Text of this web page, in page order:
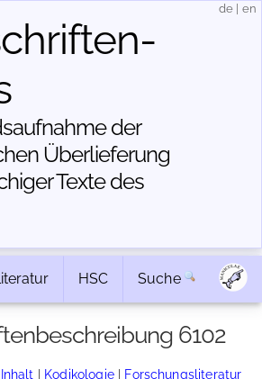
der
Über­lieferung
Texte des
de en
HSC Suche
6102
Inhalt | Kodikologie| Forschungsliteratur